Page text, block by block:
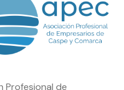
Profesional de